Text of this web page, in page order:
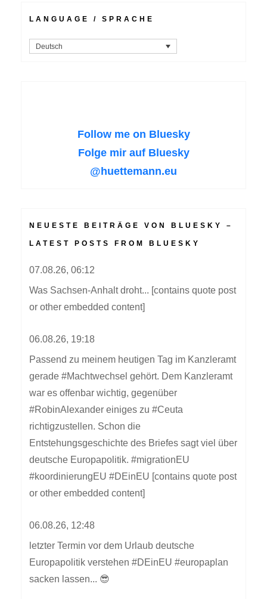
LANGUAGE / SPRACHE
Deutsch
Follow me on Bluesky
Folge mir auf Bluesky
@huettemann.eu
NEUESTE BEITRÄGE VON BLUESKY –
LATEST POSTS FROM BLUESKY
07.08.26, 06:12
Was Sachsen-Anhalt droht... [contains quote post
or other embedded content]
06.08.26, 19:18
Passend zu meinem heutigen Tag im Kanzleramt
gerade #Machtwechsel gehört. Dem Kanzleramt
war es offenbar wichtig, gegenüber
#RobinAlexander einiges zu #Ceuta
richtigzustellen. Schon die
Entstehungsgeschichte des Briefes sagt viel über
deutsche Europapolitik. #migrationEU
#koordinierungEU #DEinEU [contains quote post
or other embedded content]
06.08.26, 12:48
letzter Termin vor dem Urlaub deutsche
Europapolitik verstehen #DEinEU #europaplan
sacken lassen... 😎